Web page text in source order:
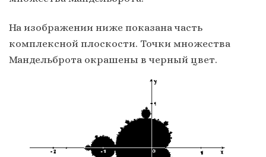
На изображении ниже показана часть
комплексной плоскости. Точки множества
Мандельброта окрашены в черный цвет.